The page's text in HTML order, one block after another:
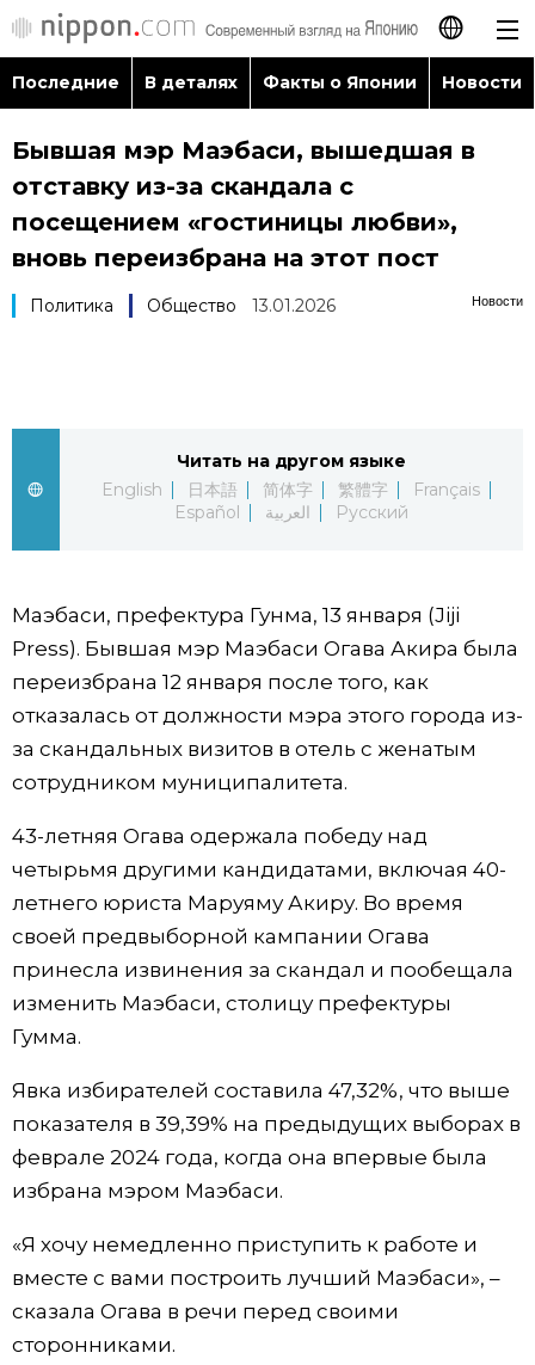
日本語
English
简体字
繁體字
العربية
Последние
В деталях
Новости
Путеводитель по Японии
Разделы
Блог
Политика
Экономика
Общество
Культура
Технологии
Токио
От редакции
Японский язык
Японский калейдоскоп
Семья
Еда и напитки
official SNS
Последние В деталях Факты о Японии Новости
Бывшая мэр Маэбаси, вышедшая в
отставку из-за скандала с
посещением «гостиницы любви»,
вновь переизбрана на этот пост
Новости
Политика Общество 13.01.2026
Читать на другом языке
English
日本語 简体字 繁體字
Français
Español
العربية Русский
Маэбаси, префектура Гунма, 13 января (Jiji
Press). Бывшая мэр Маэбаси Огава Акира была
переизбрана 12 января после того, как
отказалась от должности мэра этого города из-
за скандальных визитов в отель с женатым
сотрудником муниципалитета.
43-летняя Огава одержала победу над
четырьмя другими кандидатами, включая 40-
летнего юриста Маруяму Акиру. Во время
своей предвыборной кампании Огава
принесла извинения за скандал и пообещала
изменить Маэбаси, столицу префектуры
Гумма.
Явка избирателей составила 47,32%, что выше
показателя в 39,39% на предыдущих выборах в
феврале 2024 года, когда она впервые была
избрана мэром Маэбаси.
«Я хочу немедленно приступить к работе и
вместе с вами построить лучший Маэбаси», –
сказала Огава в речи перед своими
сторонниками.